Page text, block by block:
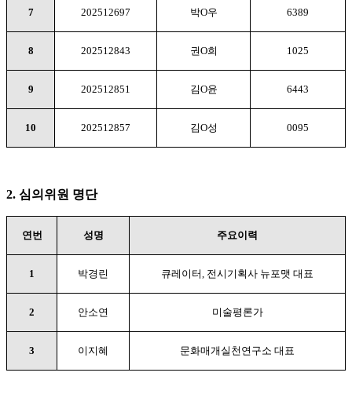
7 202512697 박O우 6389
8 202512843 권O희 1025
9 202512851 김O윤 6443
10 202512857 김O성 0095
2. 심의위원 명단
연번 성명 주요이력
1 박경린 큐레이터, 전시기획사 뉴포맷 대표
2 안소연 미술평론가
3 이지혜 문화매개실천연구소 대표